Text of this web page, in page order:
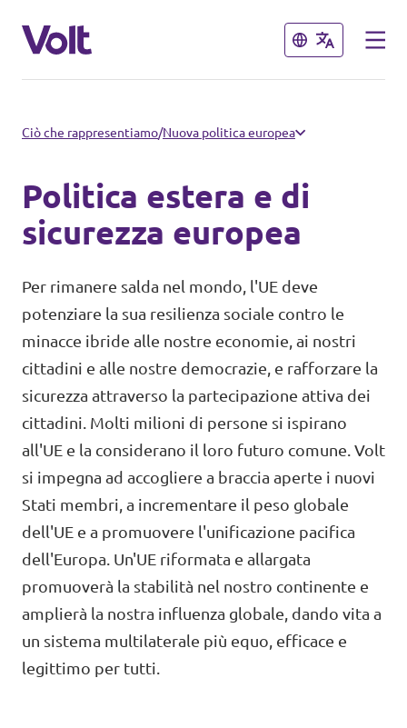
Chiudi
Select a language
Sezioni di Volt in Svizzera
Volt sul territorio
Altre sezioni nazionali di Volt
Volt Germania
Volt Francia
Volt Italia
Volt Paesi Bassi
Volt Portogallo
Chiudi
Politiche
Persone
Notizie
Agenda
Iniziativa per il tempo delle famiglie
Rassegna dei media
Donare
Ciò che rappresentiamo/Nuova politica europea
Politica estera e di
sicurezza europea
Per rimanere salda nel mondo, l'UE deve
potenziare la sua resilienza sociale contro le
minacce ibride alle nostre economie, ai nostri
cittadini e alle nostre democrazie, e rafforzare la
sicurezza attraverso la partecipazione attiva dei
cittadini. Molti milioni di persone si ispirano
all'UE e la considerano il loro futuro comune. Volt
si impegna ad accogliere a braccia aperte i nuovi
Stati membri, a incrementare il peso globale
dell'UE e a promuovere l'unificazione pacifica
dell'Europa. Un'UE riformata e allargata
promuoverà la stabilità nel nostro continente e
amplierà la nostra influenza globale, dando vita a
un sistema multilaterale più equo, efficace e
legittimo per tutti.